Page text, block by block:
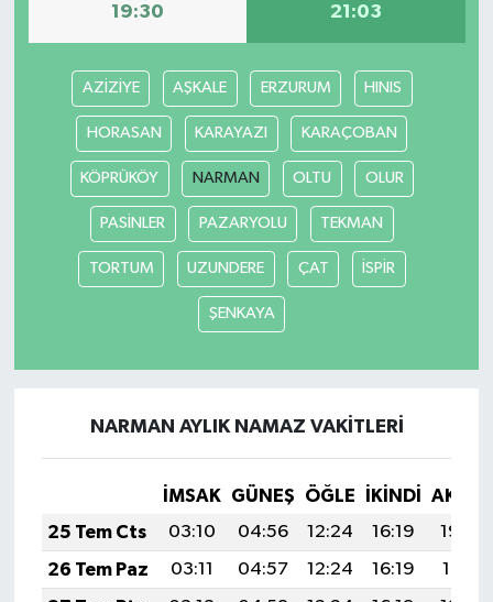
19:30 21:03
AZİZİYE AŞKALE ERZURUM HINIS
HORASAN KARAYAZI KARAÇOBAN
KÖPRÜKÖY NARMAN OLTU OLUR
PASİNLER PAZARYOLU TEKMAN
TORTUM UZUNDERE ÇAT İSPİR
ŞENKAYA
NARMAN AYLIK NAMAZ VAKITLERI
İMSAK GÜNEŞ ÖĞLE İKINDI
25 Tem Cts
03:10 04:56 12:24 16:19
19:42
26 Tem Paz
03:11 04:57 12:24 16:19
19:41